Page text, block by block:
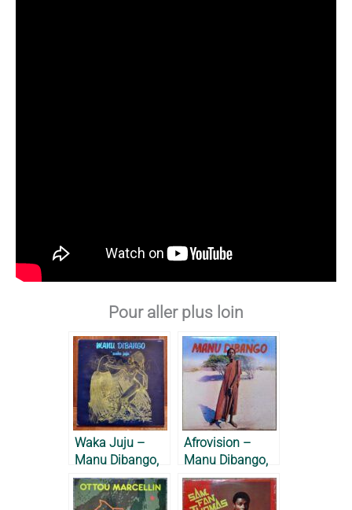
Pour aller plus loin
Waka Juju –
Manu Dibango,
1982
Afrovision –
Manu Dibango,
1976